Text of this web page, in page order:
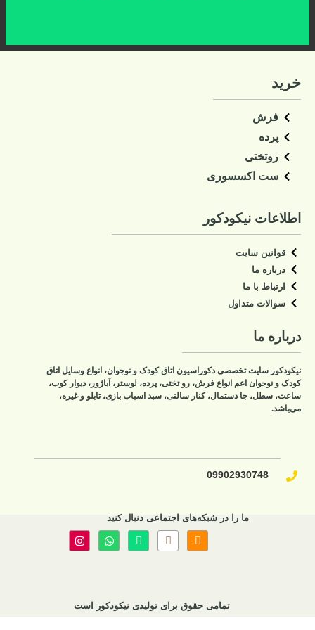
خرید
فرش
پرده
روتختی
ست اکسسوری
اطلاعات نیکودکور
قوانین سایت
درباره ما
ارتباط با ما
سوالات متداول
درباره ما
نیکودکور سایت تخصصی دکوراسیون اتاق کودک و نوجوان، انواع وسایل اتاق
کودک و نوجوان اعم انواع فرش، رو تختی، پرده، لوستر، آباژور، دیوار کوب،
ساعت، سطل، جا دستمال، کنار سالنی، سبد اسباب بازی، تابلو و غیره،
می‌باشد.
09902930748​
ما را در شبکه‌های اجتماعی دنبال کنید
تمامی حقوق برای تولیدی نیکودکور است